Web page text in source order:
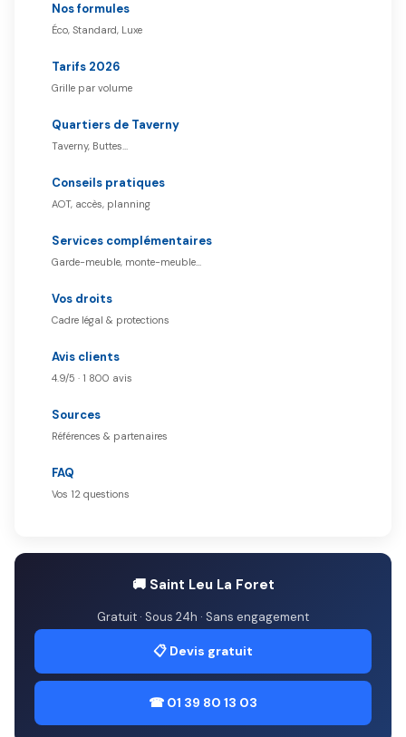
Nos formules
Éco, Standard, Luxe
Tarifs 2026
Grille par volume
Quartiers de Taverny
Taverny, Buttes…
Conseils pratiques
AOT, accès, planning
Services complémentaires
Garde-meuble, monte-meuble…
Vos droits
Cadre légal & protections
Avis clients
4.9/5 · 1 800 avis
Sources
Références & partenaires
FAQ
Vos 12 questions
🚚 Saint Leu La Foret
Gratuit · Sous 24h · Sans engagement
📋 Devis gratuit
☎ 01 39 80 13 03